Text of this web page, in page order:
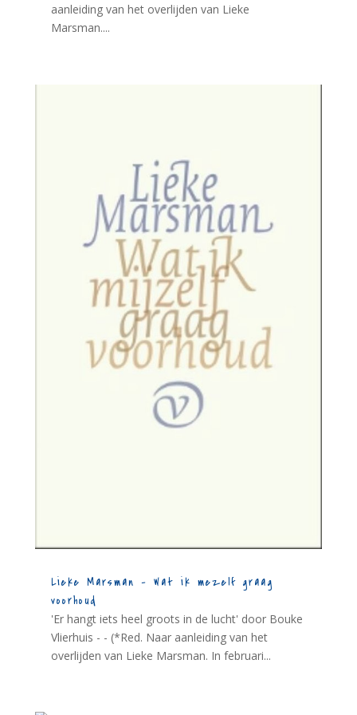
aanleiding van het overlijden van Lieke
Marsman....
Lieke Marsman – Wat ik mezelf graag
voorhoud
'Er hangt iets heel groots in de lucht' door Bouke
Vlierhuis - - (*Red. Naar aanleiding van het
overlijden van Lieke Marsman. In februari...